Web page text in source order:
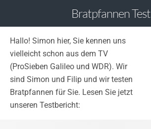
Bratpfannen Test
Hallo! Simon hier, Sie kennen uns
vielleicht schon aus dem TV
(ProSieben Galileo und WDR). Wir
sind Simon und Filip und wir testen
Bratpfannen für Sie. Lesen Sie jetzt
unseren Testbericht: